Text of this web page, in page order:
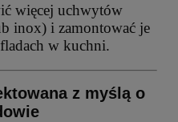
więcej uchwytów
inox) i zamontować je
w kuchni.
z myślą o